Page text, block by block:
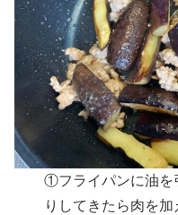
①フライパンに油を
りしてきたら肉を